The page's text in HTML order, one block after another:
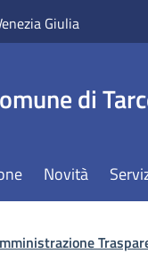
Giulia
di
Novità